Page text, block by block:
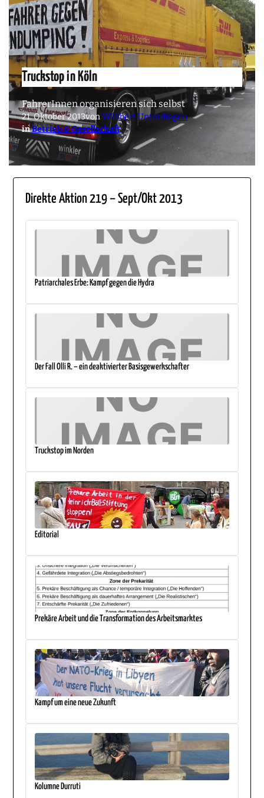
Truckstop in Köln
FahrerInnen organisieren sich selbst
21. Oktober 2013vonWillibert Unterdingen
inBetrieb & Gesellschaft
Direkte Aktion 219 – Sept/Okt 2013
Patriarchales Erbe: Kampf gegen die Hydra
Der Fall Olli R. – ein deaktivierter Basisgewerkschafter
Truckstop im Norden
Editorial
Prekäre Arbeit und die Transformation des Arbeitsmarktes
Kampf um eine neue Zukunft
Kolumne Durruti